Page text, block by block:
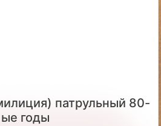
патрульный 80-
ые годы